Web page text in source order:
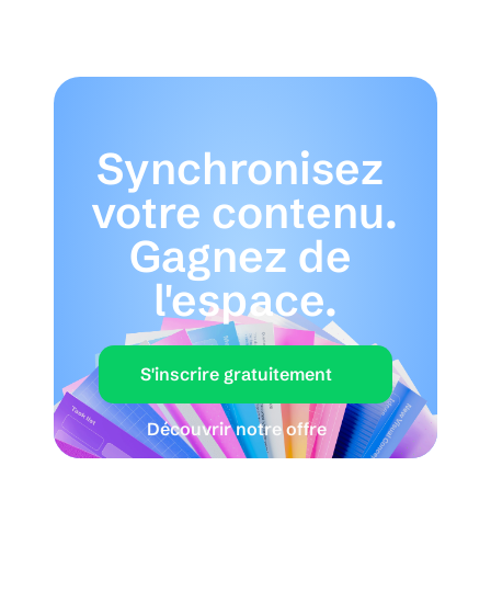
Synchronisez
votre contenu.
Gagnez de
l'espace.
S'inscrire gratuitement
Découvrir notre offre